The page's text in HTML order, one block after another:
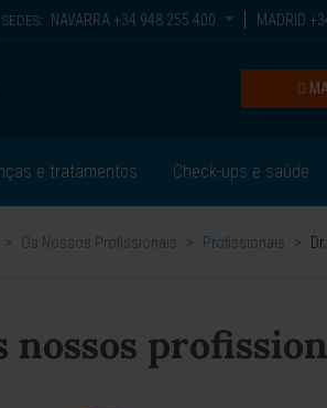
SEDES: NAVARRA +34 948 255 400 MADRID
e tratamentos Check-ups e saúde
> Os Nossos Profissionais > Profissionais >
nossos